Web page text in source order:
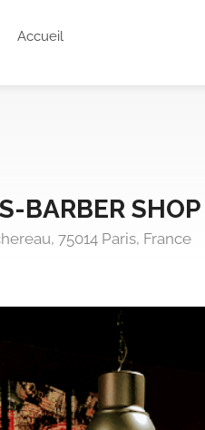
Accueil
BARBER SHOP
75014 Paris, France